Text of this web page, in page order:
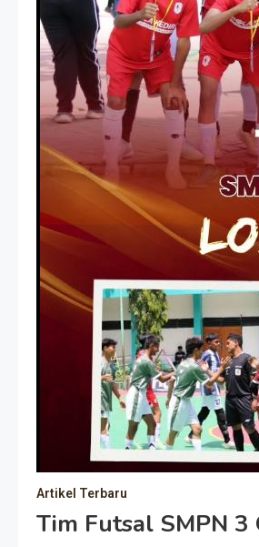
Artikel Terbaru
Tim Futsal SMPN